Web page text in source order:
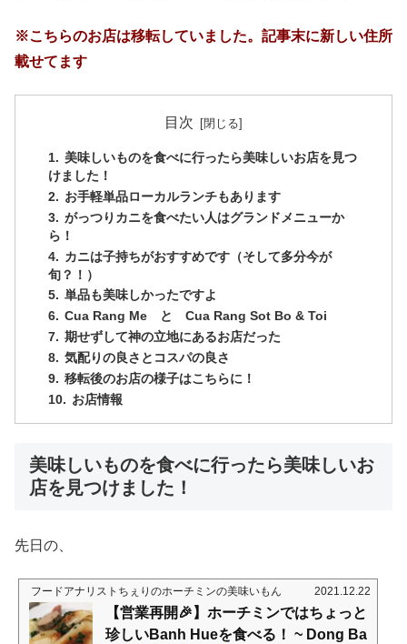
※こちらのお店は移転していました。記事末に新しい住所
載せてます
目次
美味しいものを食べに行ったら美味しいお店を見つ
けました！
お手軽単品ローカルランチもあります
がっつりカニを食べたい人はグランドメニューか
ら！
カニは子持ちがおすすめです（そして多分今が
旬？！）
単品も美味しかったですよ
Cua Rang Me と Cua Rang Sot Bo & Toi
期せずして神の立地にあるお店だった
気配りの良さとコスパの良さ
移転後のお店の様子はこちらに！
お店情報
美味しいものを食べに行ったら美味しいお
店を見つけました！
先日の、
フードアナリストちぇりのホーチミンの美味いもん 2021.12.22
【営業再開🎉】ホーチミンではちょっと
珍しいBanh Hueを食べる！ ~ Dong Ba